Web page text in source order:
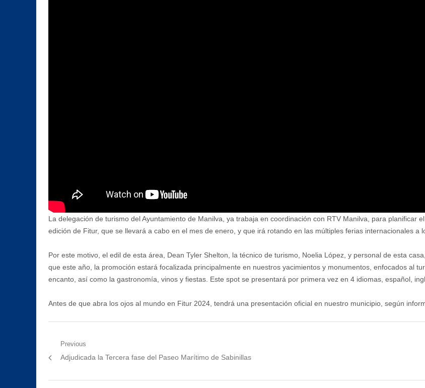
La delegación de turismo del Ayuntamiento de Manilva, ya trabaja en coordinación con RTV Manilva, para planificar
edición de Fitur, que se llevará a cabo en el mes de enero, y que irá rotando en las múltiples ferias internacionales a
Por este motivo, el edil de esta área, Dean Tyler Shelton, la técnico de turismo, Noelia López, y personal de esta
que este año, la promoción estará focalizada principalmente en nuestros yacimientos y monumentos, enfocados al
encanto, así como la gastronomía, vinos y fiestas. Este spot se presentará por primera vez en 4 idiomas, español,
Antes de que abra los ojos al mundo en Fitur 2024, tendrá una presentación oficial en nuestro municipio, según
Navegación
de
entradas
Previous
Previous
Adjudicada la Tercera fase del Paseo Marítimo de Sabinillas